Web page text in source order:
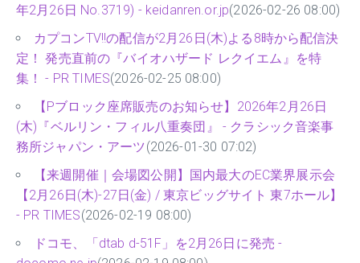
年2月26日 No.3719) - keidanren.or.jp(2026-02-26 08:00)
カプコンTV!!の配信が2月26日(木)よる8時から配信決
定！ 発売直前の『バイオハザード レクイエム』を特
集！ - PR TIMES(2026-02-25 08:00)
【Pブロック座席販売のお知らせ】2026年2月26日
(木)『ベルリン・フィル八重奏団』 - クラシック音楽事
務所ジャパン・アーツ(2026-01-30 07:02)
【来週開催｜会場図公開】国内最大のEC業界展示会
【2月26日(木)-27日(金) / 東京ビッグサイト 東7ホール】
- PR TIMES(2026-02-19 08:00)
ドコモ、「dtab d-51F」を2月26日に発売 -